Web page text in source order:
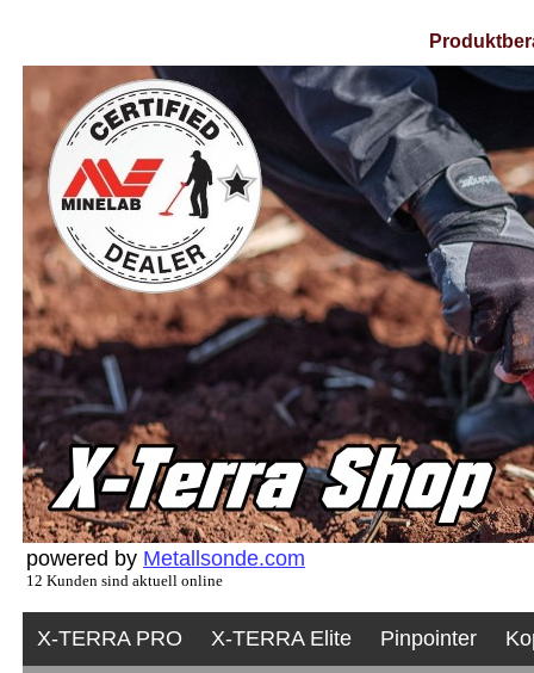
powered by Metallsonde.com
12 Kunden sind aktuell online
X-TERRA PRO X-TERRA Elite Pinpointer